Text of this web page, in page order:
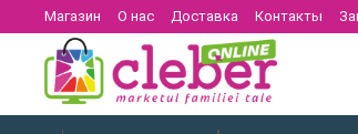
Магазин О нас Доставка Контакты